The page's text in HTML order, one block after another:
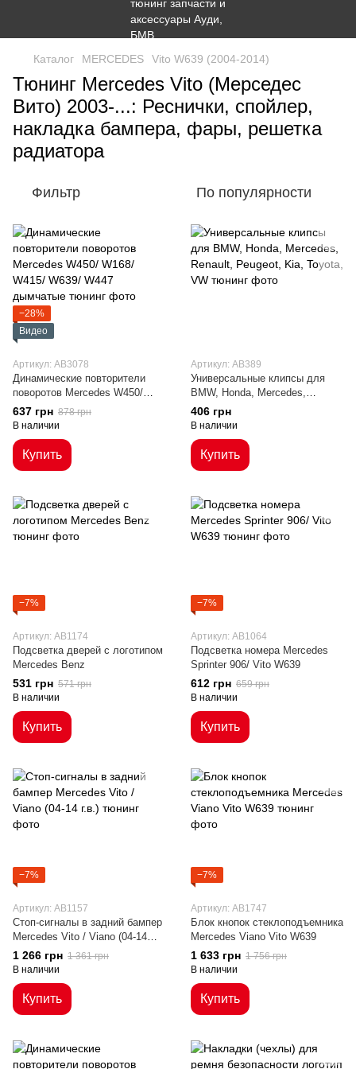
Каталог MERCEDES Vito W639 (2004-2014)
Тюнинг Mercedes Vito (Мерседес
Вито) 2003-...: Реснички, спойлер,
накладка бампера, фары, решетка
радиатора
Фильтр По популярности
−28%
Видео
Артикул: AB3078
Динамические повторители
поворотов Mercedes W450/
W168/ W415/ W639/ W447
дымчатые
637 грн 878 грн
В наличии
Купить
Артикул: AB389
Универсальные клипсы для
BMW, Honda, Mercedes,
Renault, Peugeot, Kia, Toyota,
VW
406 грн
В наличии
Купить
−7%
Артикул: AB1174
Подсветка дверей с логотипом
Mercedes Benz
531 грн 571 грн
В наличии
Купить
−7%
Артикул: AB1064
Подсветка номера Mercedes
Sprinter 906/ Vito W639
612 грн 659 грн
В наличии
Купить
−7%
Артикул: AB1157
Стоп-сигналы в задний бампер
Mercedes Vito / Viano (04-14
г.в.)
1 266 грн 1 361 грн
В наличии
Купить
−7%
Артикул: AB1747
Блок кнопок стеклоподъемника
Mercedes Viano Vito W639
1 633 грн 1 756 грн
В наличии
Купить